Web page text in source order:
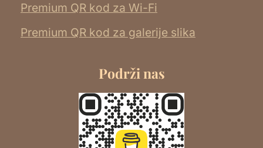
Premium QR kod za Wi-Fi
Premium QR kod za galerije slika
Podrži nas